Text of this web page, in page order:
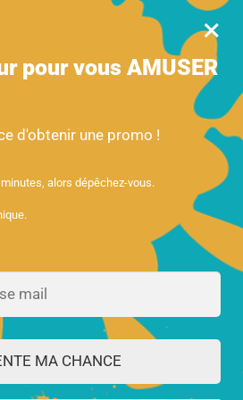
0
d’achats avec le code : ORBEEZ
×
pour vous AMUSER
d'obtenir une promo !
alors dépêchez-vous.
MA CHANCE